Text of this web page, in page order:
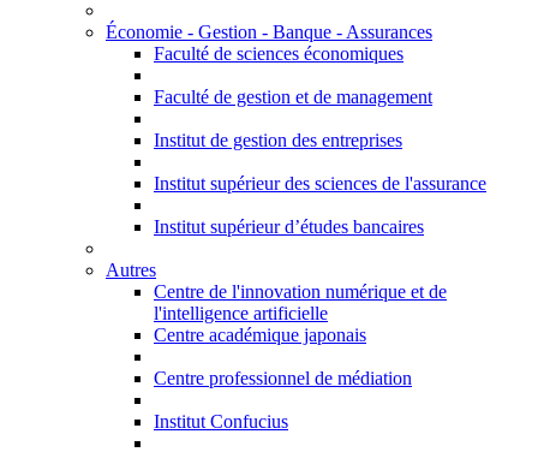
Économie - Gestion - Banque - Assurances
Faculté de sciences économiques
Faculté de gestion et de management
Institut de gestion des entreprises
Institut supérieur des sciences de l'assurance
Institut supérieur d’études bancaires
Autres
Centre de l'innovation numérique et de
l'intelligence artificielle
Centre académique japonais
Centre professionnel de médiation
Institut Confucius